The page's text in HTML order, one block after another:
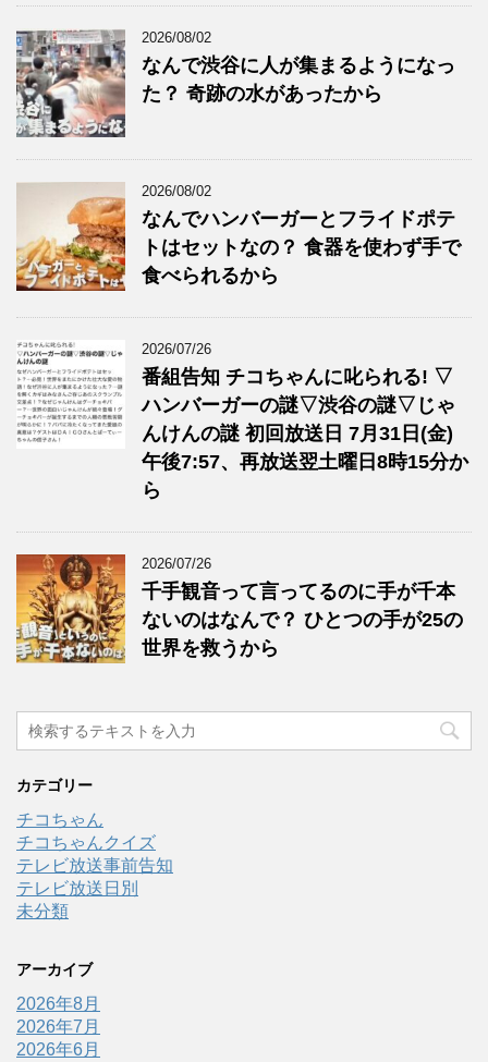
2026/08/02
なんで渋谷に人が集まるようになっ
た？ 奇跡の水があったから
2026/08/02
なんでハンバーガーとフライドポテ
トはセットなの？ 食器を使わず手で
食べられるから
2026/07/26
番組告知 チコちゃんに叱られる! ▽
ハンバーガーの謎▽渋谷の謎▽じゃ
んけんの謎 初回放送日 7月31日(金)
午後7:57、再放送翌土曜日8時15分か
ら
2026/07/26
千手観音って言ってるのに手が千本
ないのはなんで？ ひとつの手が25の
世界を救うから
カテゴリー
チコちゃん
チコちゃんクイズ
テレビ放送事前告知
テレビ放送日別
未分類
アーカイブ
2026年8月
2026年7月
2026年6月